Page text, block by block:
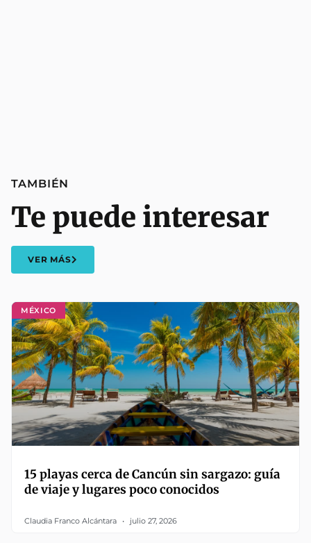
MÉXICO
15 playas cerca de Cancún sin sargazo: guía
de viaje y lugares poco conocidos
Claudia Franco Alcántara julio 27, 2026
TAMBIÉN
Te puede interesar
VER MÁS